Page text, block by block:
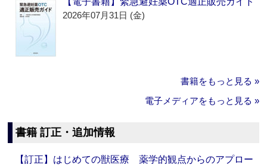
2026年07月31日 (金)
書籍をもっと見る »
電子メディアをもっと見る »
書籍 訂正・追加情報
【訂正】はじめての獣医療 薬学的観点からのアプロー